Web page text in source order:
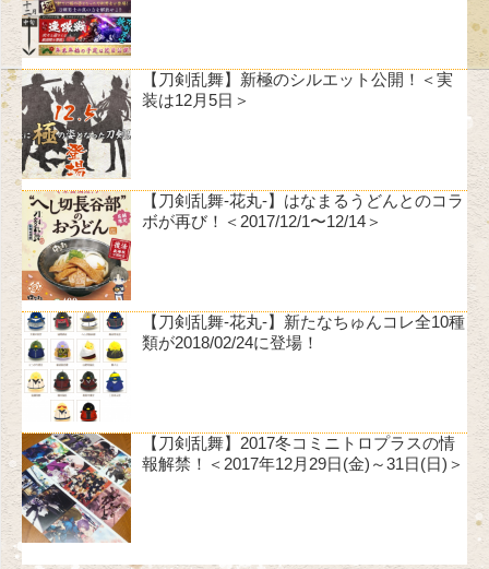
【刀剣乱舞】新極のシルエット公開！＜実
装は12月5日＞
【刀剣乱舞-花丸-】はなまるうどんとのコラ
ボが再び！＜2017/12/1〜12/14＞
【刀剣乱舞-花丸-】新たなちゅんコレ全10種
類が2018/02/24に登場！
【刀剣乱舞】2017冬コミニトロプラスの情
報解禁！＜2017年12月29日(金)～31日(日)＞